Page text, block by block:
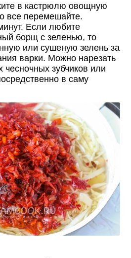
в кастрюлю овощную
все перемешайте.
Если любите
борщ с зеленью, то
или сушеную зелень за
варки. Можно нарезать
зубчиков или
в саму